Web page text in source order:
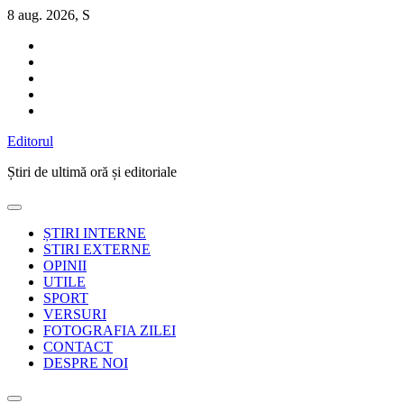
Sari
conținut
8 aug. 2026, S
Editorul
Știri de ultimă oră și editoriale
ȘTIRI INTERNE
STIRI EXTERNE
OPINII
UTILE
SPORT
VERSURI
FOTOGRAFIA ZILEI
CONTACT
DESPRE NOI